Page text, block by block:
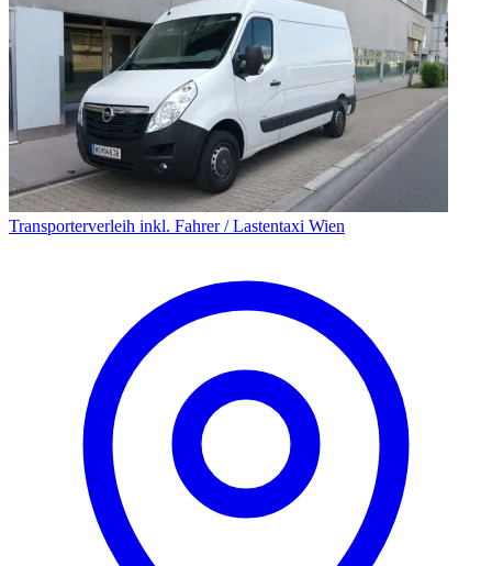
Transporterverleih inkl. Fahrer / Lastentaxi Wien